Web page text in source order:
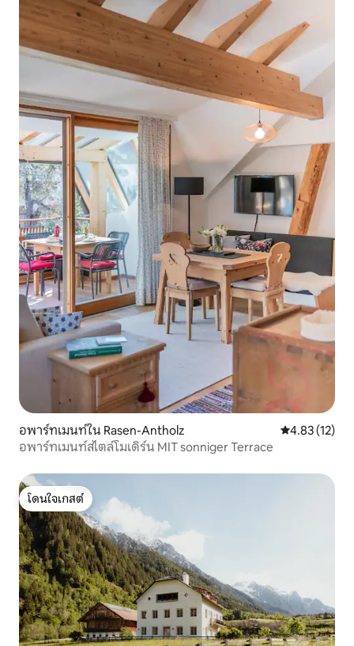
อพาร์ทเมนท์ใน Rasen-Antholz คะแนนเฉลี่ย
4.83 (12)
อพาร์ทเมนท์สไตล์โมเดิร์น MIT sonniger Terrace
โดนใจเกสต์
โดนใจเกสต์